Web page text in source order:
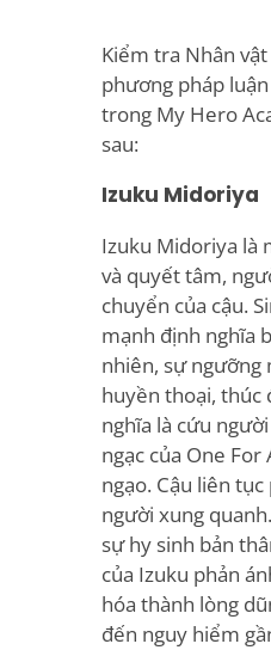
Kiểm tra Nhân
phương pháp
trong My Hero
sau:
Izuku Midoriya
Izuku Midoriya là
và quyết tâm,
chuyển của cậu.
mạnh định nghĩa
nhiên, sự ngưỡng
huyền thoại, thúc
nghĩa là cứu
ngạc của One
ngạo. Cậu liên
người xung
sự hy sinh bản
của Izuku phản
hóa thành lòng
đến nguy hiểm